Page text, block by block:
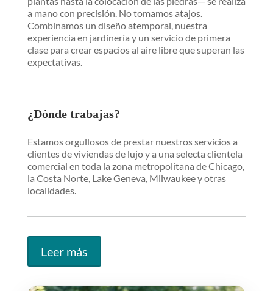
a mano con precisión. No tomamos atajos.
Combinamos un diseño atemporal, nuestra
experiencia en jardinería y un servicio de primera
clase para crear espacios al aire libre que superan las
expectativas.
¿Dónde trabajas?
Estamos orgullosos de prestar nuestros servicios a
clientes de viviendas de lujo y a una selecta clientela
comercial en toda la zona metropolitana de Chicago,
la Costa Norte, Lake Geneva, Milwaukee y otras
localidades.
Leer más